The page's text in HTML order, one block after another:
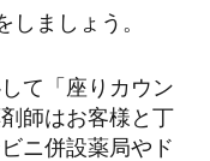
ましょう。
て「座りカウン
師はお客様と丁
ニ併設薬局やド